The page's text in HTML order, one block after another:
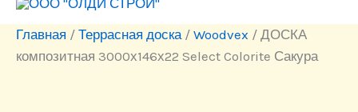
Главная / Террасная доска/ Woodvex / ДОСКА
композитная 3000х146х22 Select Colorite Сакура